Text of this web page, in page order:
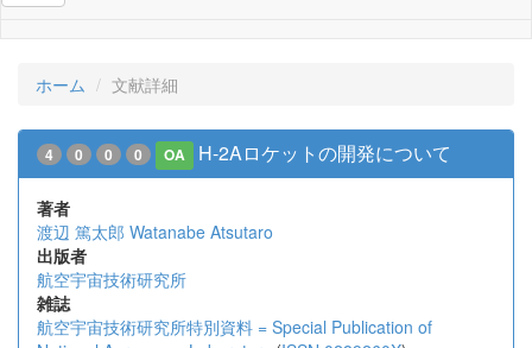
ホーム 文献詳細
4 0 0 0 OA H-2Aロケットの開発について
著者
渡辺 篤太郎 Watanabe Atsutaro
出版者
航空宇宙技術研究所
雑誌
航空宇宙技術研究所特別資料 = Special Publication of